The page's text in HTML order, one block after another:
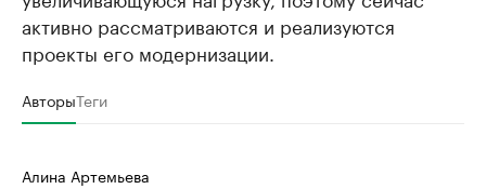
активно рассматриваются и реализуются
проекты его модернизации.
АвторыТеги
Алина Артемьева